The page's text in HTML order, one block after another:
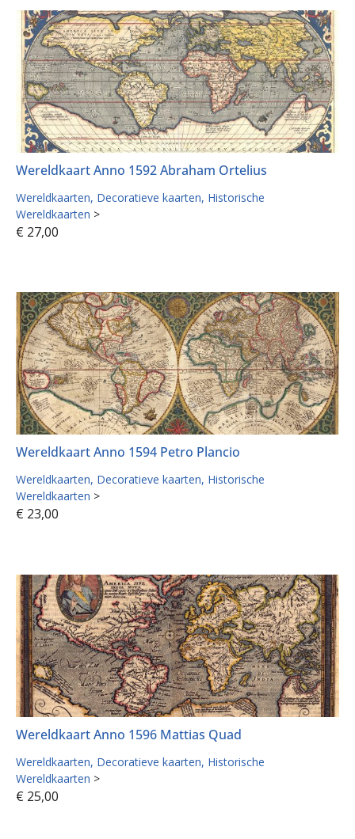
Wereldkaart Anno 1592 Abraham Ortelius
Wereldkaarten Decoratieve kaarten Historische
Wereldkaarten >
€ 27,00
Wereldkaart Anno 1594 Petro Plancio
Wereldkaarten Decoratieve kaarten Historische
Wereldkaarten >
€ 23,00
Wereldkaart Anno 1596 Mattias Quad
Wereldkaarten Decoratieve kaarten Historische
Wereldkaarten >
€ 25,00